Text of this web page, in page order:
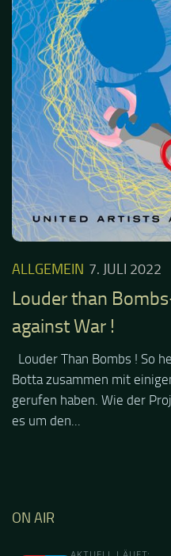
ALLGEMEIN 7. JULI 2022
Louder than
against War !
Louder Than Bombs ! So
Botta zusammen mit
gerufen haben. Wie der
es um den...
ON AIR